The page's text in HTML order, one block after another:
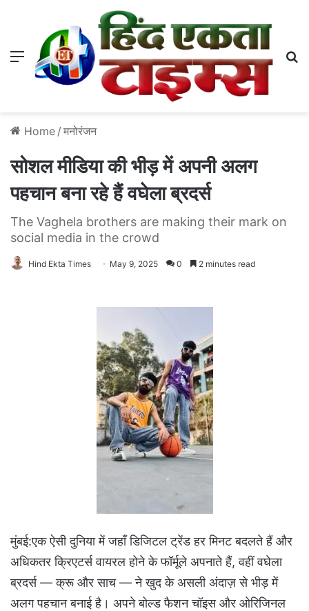
Menu
Home / मनोरंजन
सोशल मीडिया की भीड़ में अपनी अलग
पहचान बना रहे हैं वघेला ब्रदर्स
The Vaghela brothers are making their mark on
social media in the crowd
Hind Ekta Times May 9, 2025 0 2 minutes read
मुंबई:एक ऐसी दुनिया में जहाँ डिजिटल ट्रेंड हर मिनट बदलते हैं और
अधिकतर क्रिएटर्स वायरल होने के फॉर्मूले अपनाते हैं, वहीं वघेला
ब्रदर्स — क्रू और साच — ने खुद के असली अंदाज़ से भीड़ में
अलग पहचान बनाई है। अपने बोल्ड फैशन चॉइस और ओरिजिनल